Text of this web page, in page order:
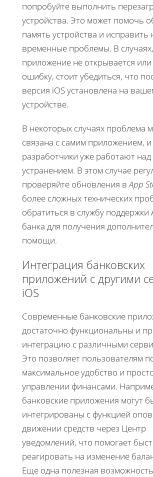
попробуйте выполнить
устройства. Это может помочь
память устройства и исправить
временные проблемы. В
приложение не открывается
ошибку, стоит убедиться, что
версия iOS установлена на
устройстве.
В некоторых случаях проблема
связана с самим приложением, и
разработчики уже работают над
устранением. В этом случае
проверяйте обновления вApp
более сложных технических
обратиться в службу поддержки
банка для получения
помощи.
Интеграция банковских
приложений с другими
iOS
Современные банковские
достаточно функциональны и
интеграцию с различными
Это позволяет пользователям
максимальное удобство и
управлении финансами.
банковские приложения могут
интегрированы с функцией
движении средств через Центр
уведомлений, что помогает
реагировать на изменение
Еще одна полезная